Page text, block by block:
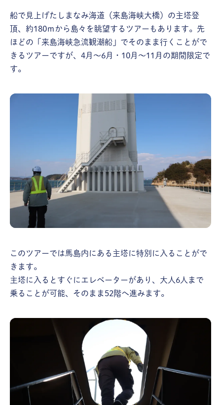
船で見上げたしまなみ海道（来島海峡大橋）の主塔登
頂、約180ｍから島々を眺望するツアーもあります。先
ほどの「来島海峡急流観潮船」でそのまま行くことがで
きるツアーですが、4月～6月・10月～11月の期間限定で
す。
このツアーでは馬島内にある主塔に特別に入ることがで
きます。
主塔に入るとすぐにエレベーターがあり、大人6人まで
乗ることが可能、そのまま52階へ進みます。